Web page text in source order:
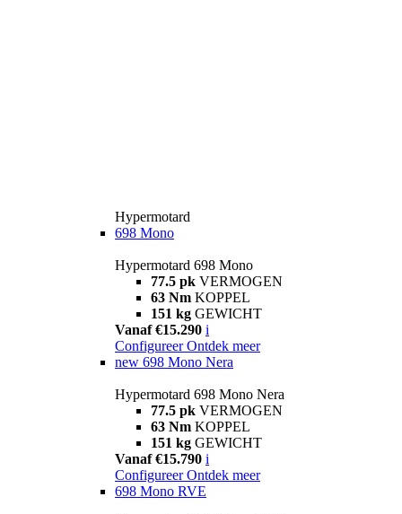
Hypermotard
698 Mono
Hypermotard 698 Mono
77.5 pk VERMOGEN
63 Nm KOPPEL
151 kg GEWICHT
Vanaf €15.290 i
Configureer Ontdek meer
new 698 Mono Nera
Hypermotard 698 Mono Nera
77.5 pk VERMOGEN
63 Nm KOPPEL
151 kg GEWICHT
Vanaf €15.790 i
Configureer Ontdek meer
698 Mono RVE